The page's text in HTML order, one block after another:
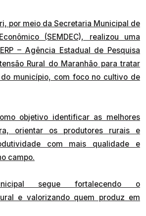
por meio da Secretaria Municipal de
(SEMDEC), realizou uma
– Agência Estadual de Pesquisa
Rural do Maranhão para tratar
município, com foco no cultivo de
objetivo identificar as melhores
orientar os produtores rurais e
com mais qualidade e
campo.
segue fortalecendo o
e valorizando quem produz em